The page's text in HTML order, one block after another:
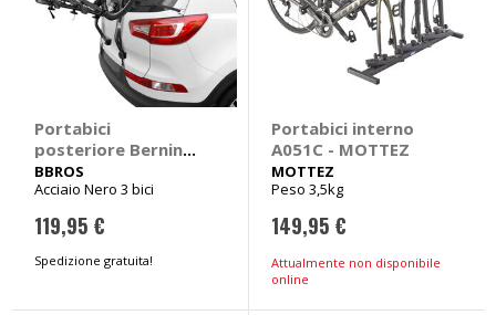
Portabici
posteriore Bernina -
BBROS
BBROS
Acciaio Nero 3 bici
119,95 €
Spedizione gratuita!
Portabici interno
A051C - MOTTEZ
MOTTEZ
Peso 3,5kg
149,95 €
Attualmente non disponibile
online